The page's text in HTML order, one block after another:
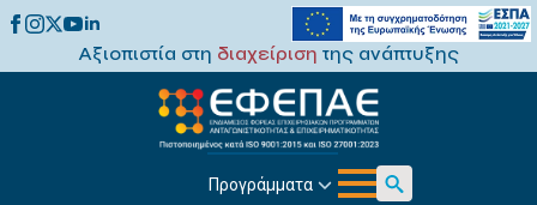
Αξιοπιστία στη διαχείριση της ανάπτυξης
Προγράμματα